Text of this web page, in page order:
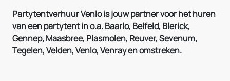
Partytentverhuur Venlo is jouw partner voor het huren
van een partytent in o.a. Baarlo, Belfeld, Blerick,
Gennep, Maasbree, Plasmolen, Reuver, Sevenum,
Tegelen, Velden, Venlo, Venray en omstreken.